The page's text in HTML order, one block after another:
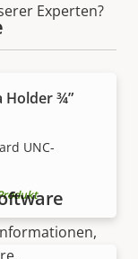
Holder ¾”
UNC-
Experten?